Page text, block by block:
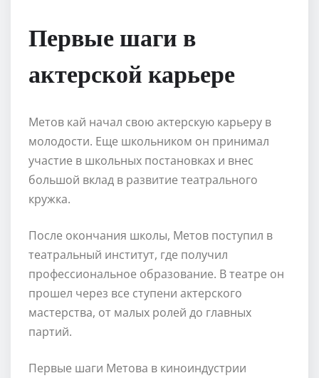
Первые шаги в
актерской карьере
Метов кай начал свою актерскую карьеру в
молодости. Еще школьником он принимал
участие в школьных постановках и внес
большой вклад в развитие театрального
кружка.
После окончания школы, Метов поступил в
театральный институт, где получил
профессиональное образование. В театре он
прошел через все ступени актерского
мастерства, от малых ролей до главных
партий.
Первые шаги Метова в киноиндустрии